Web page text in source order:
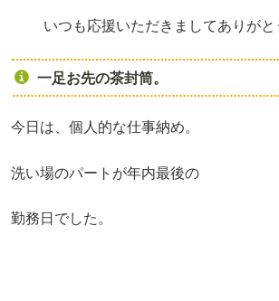
いつも応援いただきましてありが
一足お先の茶封筒。
今日は、個人的な仕事納め。
洗い場のパートが年内最後の
勤務日でした。